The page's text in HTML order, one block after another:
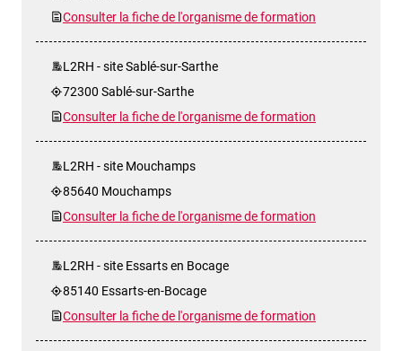
Consulter la fiche de l'organisme de formation
L2RH - site Sablé-sur-Sarthe
72300 Sablé-sur-Sarthe
Consulter la fiche de l'organisme de formation
L2RH - site Mouchamps
85640 Mouchamps
Consulter la fiche de l'organisme de formation
L2RH - site Essarts en Bocage
85140 Essarts-en-Bocage
Consulter la fiche de l'organisme de formation